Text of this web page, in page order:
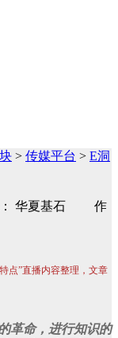
> 传媒平台 > E洞
： 华夏基石 作
点”直播内容整理，文章
革命，进行知识的